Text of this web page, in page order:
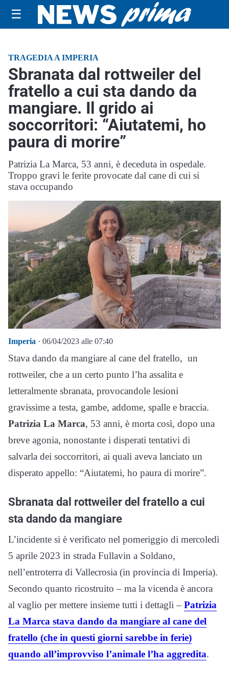
☰
TRAGEDIA A IMPERIA
Sbranata dal rottweiler del
fratello a cui sta dando da
mangiare. Il grido ai
soccorritori: “Aiutatemi, ho
paura di morire”
Patrizia La Marca, 53 anni, è deceduta in ospedale.
Troppo gravi le ferite provocate dal cane di cui si
stava occupando
Imperia · 06/04/2023 alle 07:40
Stava dando da mangiare al cane del fratello, un
rottweiler, che a un certo punto l’ha assalita e
letteralmente sbranata, provocandole lesioni
gravissime a testa, gambe, addome, spalle e braccia.
Patrizia La Marca, 53 anni, è morta così, dopo una
breve agonia, nonostante i disperati tentativi di
salvarla dei soccorritori, ai quali aveva lanciato un
disperato appello: “Aiutatemi, ho paura di morire”.
Sbranata dal rottweiler del fratello a cui
sta dando da mangiare
L’incidente si è verificato nel pomeriggio di mercoledì
5 aprile 2023 in strada Fullavin a Soldano,
nell’entroterra di Vallecrosia (in provincia di Imperia).
Secondo quanto ricostruito – ma la vicenda è ancora
al vaglio per mettere insieme tutti i dettagli – Patrizia
La Marca stava dando da mangiare al cane del
fratello (che in questi giorni sarebbe in ferie)
quando all’improvviso l’animale l’ha aggredita.